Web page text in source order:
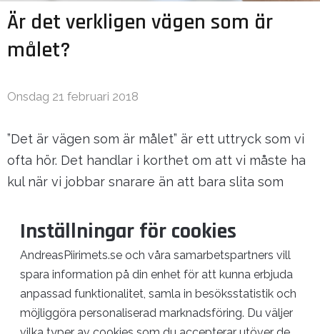
Är det verkligen vägen som är
målet?
Onsdag 21 februari 2018
”Det är vägen som är målet” är ett uttryck som vi
ofta hör. Det handlar i korthet om att vi måste ha
kul när vi jobbar snarare än att bara slita som
vecka ifrågasätta och resonera lite kring vad som
är viktigast, vägen eller målet?
Läs mer >
Inställningar för cookies
AndreasPiirimets.se och våra samarbetspartners vill
spara information på din enhet för att kunna erbjuda
anpassad funktionalitet, samla in besöksstatistik och
möjliggöra personaliserad marknadsföring. Du väljer